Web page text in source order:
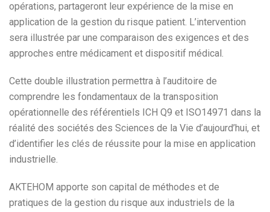
opérations, partageront leur expérience de la mise en
application de la gestion du risque patient. L’intervention
sera illustrée par une comparaison des exigences et des
approches entre médicament et dispositif médical.
Cette double illustration permettra à l’auditoire de
comprendre les fondamentaux de la transposition
opérationnelle des référentiels ICH Q9 et ISO14971 dans la
réalité des sociétés des Sciences de la Vie d’aujourd’hui, et
d’identifier les clés de réussite pour la mise en application
industrielle.
AKTEHOM apporte son capital de méthodes et de
pratiques de la gestion du risque aux industriels de la